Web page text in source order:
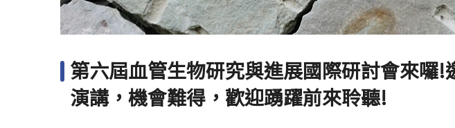
第六屆血管生物研究與進展國際研討會來囉!
演講，機會難得，歡迎踴躍前來聆聽!